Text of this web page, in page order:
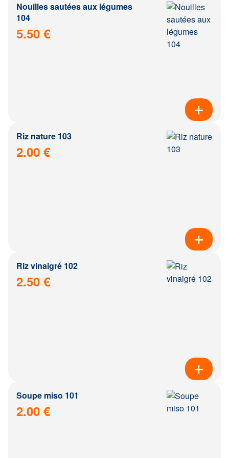
Nouilles sautées aux légumes
104
5.50 €
Riz nature 103
2.00 €
Riz vinaigré 102
2.50 €
Soupe miso 101
2.00 €